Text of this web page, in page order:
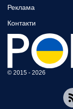
Реклама
Контакти
© 2015 - 2026